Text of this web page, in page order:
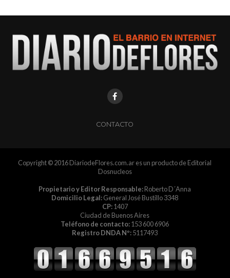
CONTACTO
Copyright © 2016 DiariodeFlores.com.ar es un producto de Editorial
Dosnucleos
Propietario y Editor Responsable:Roberto D´Anna
Domicilio Legal:General José Bustillo 3348
CP:1407
Ciudad de Buenos Aires
Teléfono de contacto:153 600 6906
Registro DNDA Nº:5117493